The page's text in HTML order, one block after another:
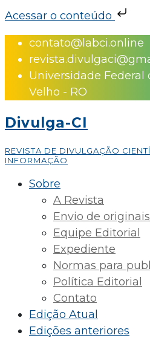
Acessar o conteúdo
Skip
content
contato@labci.online
Universidade Federal
Velho - RO
Divulga-CI
REVISTA DE DIVULGAÇÃO
INFORMAÇÃO
Sobre
A Revista
Envio de originais
Equipe Editorial
Expediente
Normas para
Política Editorial
Contato
Edição Atual
Edições anteriores